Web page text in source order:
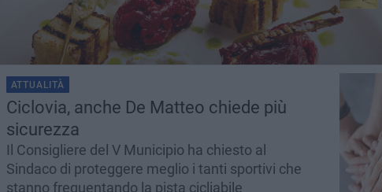
ATTUALITÀ
Ciclovia, anche De Matteo chiede più
sicurezza
Il Consigliere del V Municipio ha chiesto al
Sindaco di proteggere meglio i tanti sportivi che
stanno frequentando la pista cicliabile